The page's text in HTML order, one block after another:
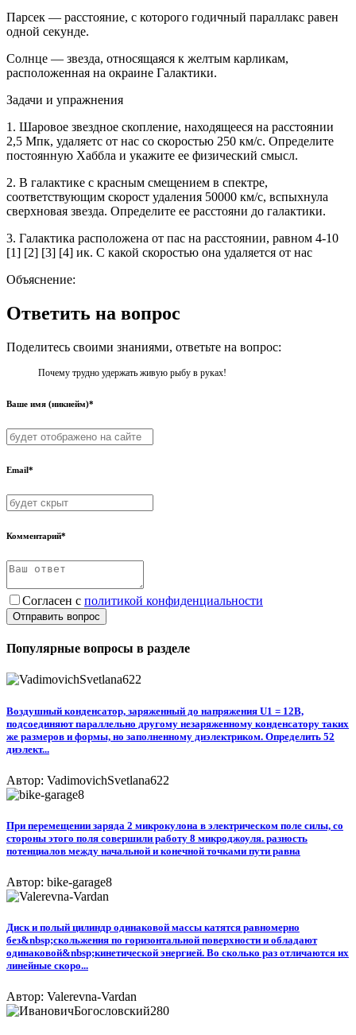
Парсек — расстояние, с которого годичный параллакс равен
одной секунде.
Солнце — звезда, относящаяся к желтым карликам,
расположенная на окраине Галактики.
Задачи и упражнения
1. Шаровое звездное скопление, находящееся на расстоянии
2,5 Мпк, удаляетс от нас со скоростью 250 км/с. Определите
постоянную Хаббла и укажите ее физический смысл.
2. В галактике с красным смещением в спектре,
соответствующим скорост удаления 50000 км/с, вспыхнула
сверхновая звезда. Определите ее расстояни до галактики.
3. Галактика расположена от пас на расстоянии, равном 4-10
[1] [2] [3] [4] ик. С какой скоростью она удаляется от нас
Объяснение:
Ответить на вопрос
Поделитесь своими знаниями, ответьте на вопрос:
Почему трудно удержать живую рыбу в руках!
Ваше имя (никнейм)*
Email*
Комментарий*
Согласен с политикой конфиденциальности
Отправить вопрос
Популярные вопросы в разделе
Воздушный конденсатор, заряженный до напряжения U1 = 12В,
подсоединяют параллельно другому незаряженному конденсатору таких
же размеров и формы, но заполненному диэлектриком. Определить 52
диэлект...
Автор: VadimovichSvetlana622
При перемещении заряда 2 микрокулона в электрическом поле силы, со
стороны этого поля совершили работу 8 микроджоуля. разность
потенциалов между начальной и конечной точками пути равна
Автор: bike-garage8
Диск и полый цилиндр одинаковой массы катятся равномерно
без&nbsp;скольжения по горизонтальной поверхности и обладают
одинаковой&nbsp;кинетической энергией. Во сколько раз отличаются их
линейные скоро...
Автор: Valerevna-Vardan